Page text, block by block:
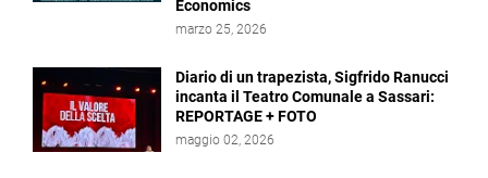
Economics
marzo 25, 2026
Diario di un trapezista, Sigfrido Ranucci
incanta il Teatro Comunale a Sassari:
REPORTAGE + FOTO
maggio 02, 2026